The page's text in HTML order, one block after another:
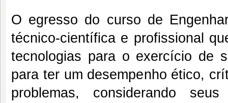
O egresso do curso de
técnico-científica e profissional
tecnologias para o exercício de
para ter um desempenho ético,
problemas, considerando